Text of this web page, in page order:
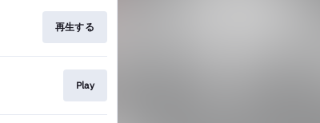
再生する
Play